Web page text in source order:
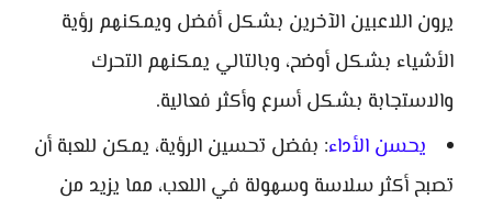
يرون اللاعبين الآخرين بشكل أفضل ويمكنهم رؤية
الأشياء بشكل أوضح، وبالتالي يمكنهم التحرك
والاستجابة بشكل أسرع وأكثر فعالية.
يحسن الأداء: بفضل تحسين الرؤية، يمكن للعبة أن
تصبح أكثر سلاسة وسهولة في اللعب، مما يزيد من